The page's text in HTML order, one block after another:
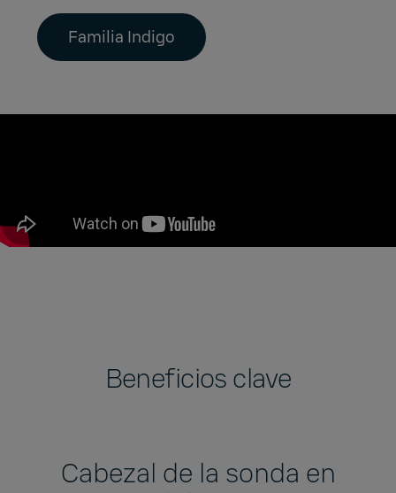
Familia Indigo
Beneficios clave
Cabezal de la sonda en